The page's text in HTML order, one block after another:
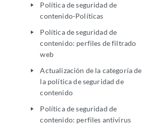
play_arrow
Política de seguridad de
contenido-Políticas
play_arrow
Política de seguridad de
contenido: perfiles de filtrado
web
play_arrow
Actualización de la categoría de
la política de seguridad de
contenido
play_arrow
Política de seguridad de
contenido: perfiles antivirus